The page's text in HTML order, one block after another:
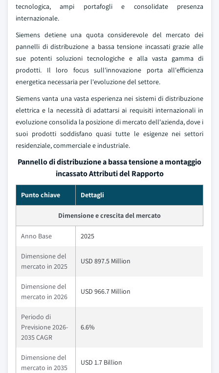
tecnologica, ampi portafogli e consolidate presenza
internazionale.
Siemens detiene una quota considerevole del mercato dei
pannelli di distribuzione a bassa tensione incassati grazie alle
sue potenti soluzioni tecnologiche e alla vasta gamma di
prodotti. Il loro focus sull'innovazione porta all'efficienza
energetica necessaria per l'evoluzione del settore.
Siemens vanta una vasta esperienza nei sistemi di distribuzione
elettrica e la necessità di adattarsi ai requisiti internazionali in
evoluzione consolida la posizione di mercato dell'azienda, dove i
suoi prodotti soddisfano quasi tutte le esigenze nei settori
residenziale, commerciale e industriale.
Pannello di distribuzione a bassa tensione a montaggio
incassato Attributi del Rapporto
Punto chiave Dettagli
Dimensione e crescita del mercato
Anno Base 2025
Dimensione del
mercato in 2025
USD 897.5 Million
Dimensione del
mercato in 2026
USD 966.7 Million
Periodo di
Previsione 2026-
2035 CAGR
6.6%
Dimensione del
mercato in 2035
USD 1.7 Billion